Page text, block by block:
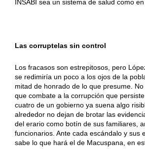
INSABI sea un sistema de salud como
Las corruptelas sin control
Los fracasos son estrepitosos, pero
se redimiría un poco a los ojos de la
mitad de honrado de lo que presume.
que combate a la corrupción que
cuatro de un gobierno ya suena algo
alrededor no dejan de brotar las
del erario como botín de sus familiares,
funcionarios. Ante cada escándalo y sus
sabe lo que hará el de Macuspana, en